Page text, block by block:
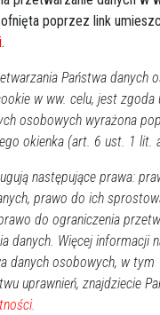
poprzez link
.
Państwa danych
w ww. celu, jest zgoda
osobowych wyrażona
okienka (art. 6 ust. 1 lit.
następujące prawa:
prawo do ich
do ograniczenia
danych. Więcej informacji
danych osobowych, w tym
uprawnień, znajdziecie